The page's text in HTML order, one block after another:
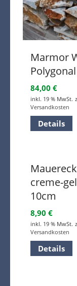
Marmor
Polygonal
84,00 €
inkl. 19 % MwSt.
Versandkosten
Details
creme-
10cm
8,90 €
inkl. 19 % MwSt.
Versandkosten
Details